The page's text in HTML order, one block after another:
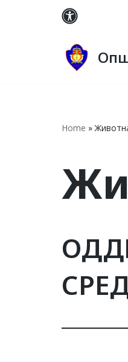
Home »